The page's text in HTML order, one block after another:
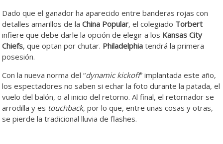
Dado que el ganador ha aparecido entre banderas rojas con
detalles amarillos de laChina Popular, el colegiado Torbert
infiere que debe darle la opción de elegir a los Kansas City
Chiefs, que optan por chutar. Philadelphia tendrá la primera
posesión.
Con la nueva norma del “dynamic kickoff” implantada este año,
los espectadores no saben si echar la foto durante la patada, el
vuelo del balón, o al inicio del retorno. Al final, el retornador se
arrodilla y es touchback, por lo que, entre unas cosas y otras,
se pierde la tradicional lluvia de flashes.